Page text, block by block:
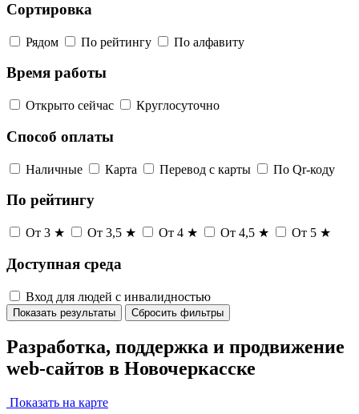
Сортировка
Рядом По рейтингу По алфавиту
Время работы
Открыто сейчас Круглосуточно
Способ оплаты
Наличные Карта Перевод с карты По Qr-коду
По рейтингу
От 3 ★ От 3,5 ★ От 4 ★ От 4,5 ★ От 5 ★
Доступная среда
Вход для людей с инвалидностью
Показать результаты Сбросить фильтры
Разработка, поддержка и продвижение
web-сайтов в Новочеркасске
Показать на карте